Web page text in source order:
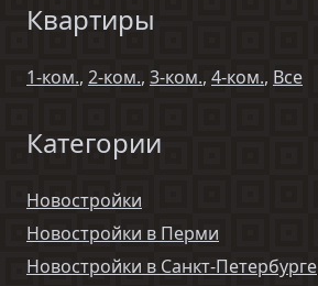
Квартиры
1-ком., 2-ком., 3-ком., 4-ком., Все
Категории
Новостройки
Новостройки в Перми
Новостройки в Санкт-Петербурге